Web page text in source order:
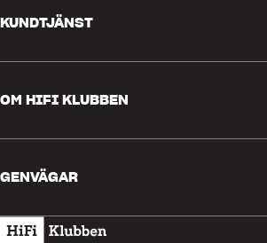
KUNDTJÄNST
Retur och reklamation
Ångra beställning
OM HIFI KLUBBEN
Kundklubb
GENVÄGAR
Presentkort